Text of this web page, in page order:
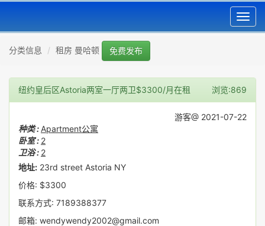
分类信息 租房 曼哈顿 免费发布
纽约皇后区Astoria两室一厅两卫$3300/月在租 浏览:869
游客@ 2021-07-22
种类 : Apartment公寓
卧室 : 2
卫浴 : 2
地址: 23rd street Astoria NY
价格: $3300
联系方式: 7189388377
邮箱: wendywendy2002@gmail.com